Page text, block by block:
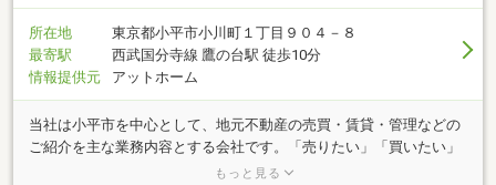
所在地
東京都小平市小川町１丁目９０４－８
最寄駅
西武国分寺線 鷹の台駅 徒歩10分
情報提供元
アットホーム
当社は小平市を中心として、地元不動産の売買・賃貸・管理などの
ご紹介を主な業務内容とする会社です。「売りたい」「買いたい」
「借りたい」ご希望の方は、不動産に関する質問は何でもお気軽に
もっと見る